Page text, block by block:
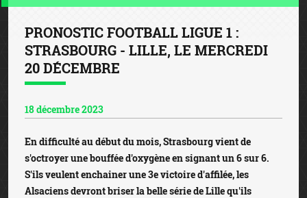
PRONOSTIC FOOTBALL LIGUE 1 :
STRASBOURG - LILLE, LE MERCREDI
20 DÉCEMBRE
18 décembre 2023
En difficulté au début du mois, Strasbourg vient de
s'octroyer une bouffée d'oxygène en signant un 6 sur 6.
S'ils veulent enchainer une 3e victoire d'affilée, les
Alsaciens devront briser la belle série de Lille qu'ils